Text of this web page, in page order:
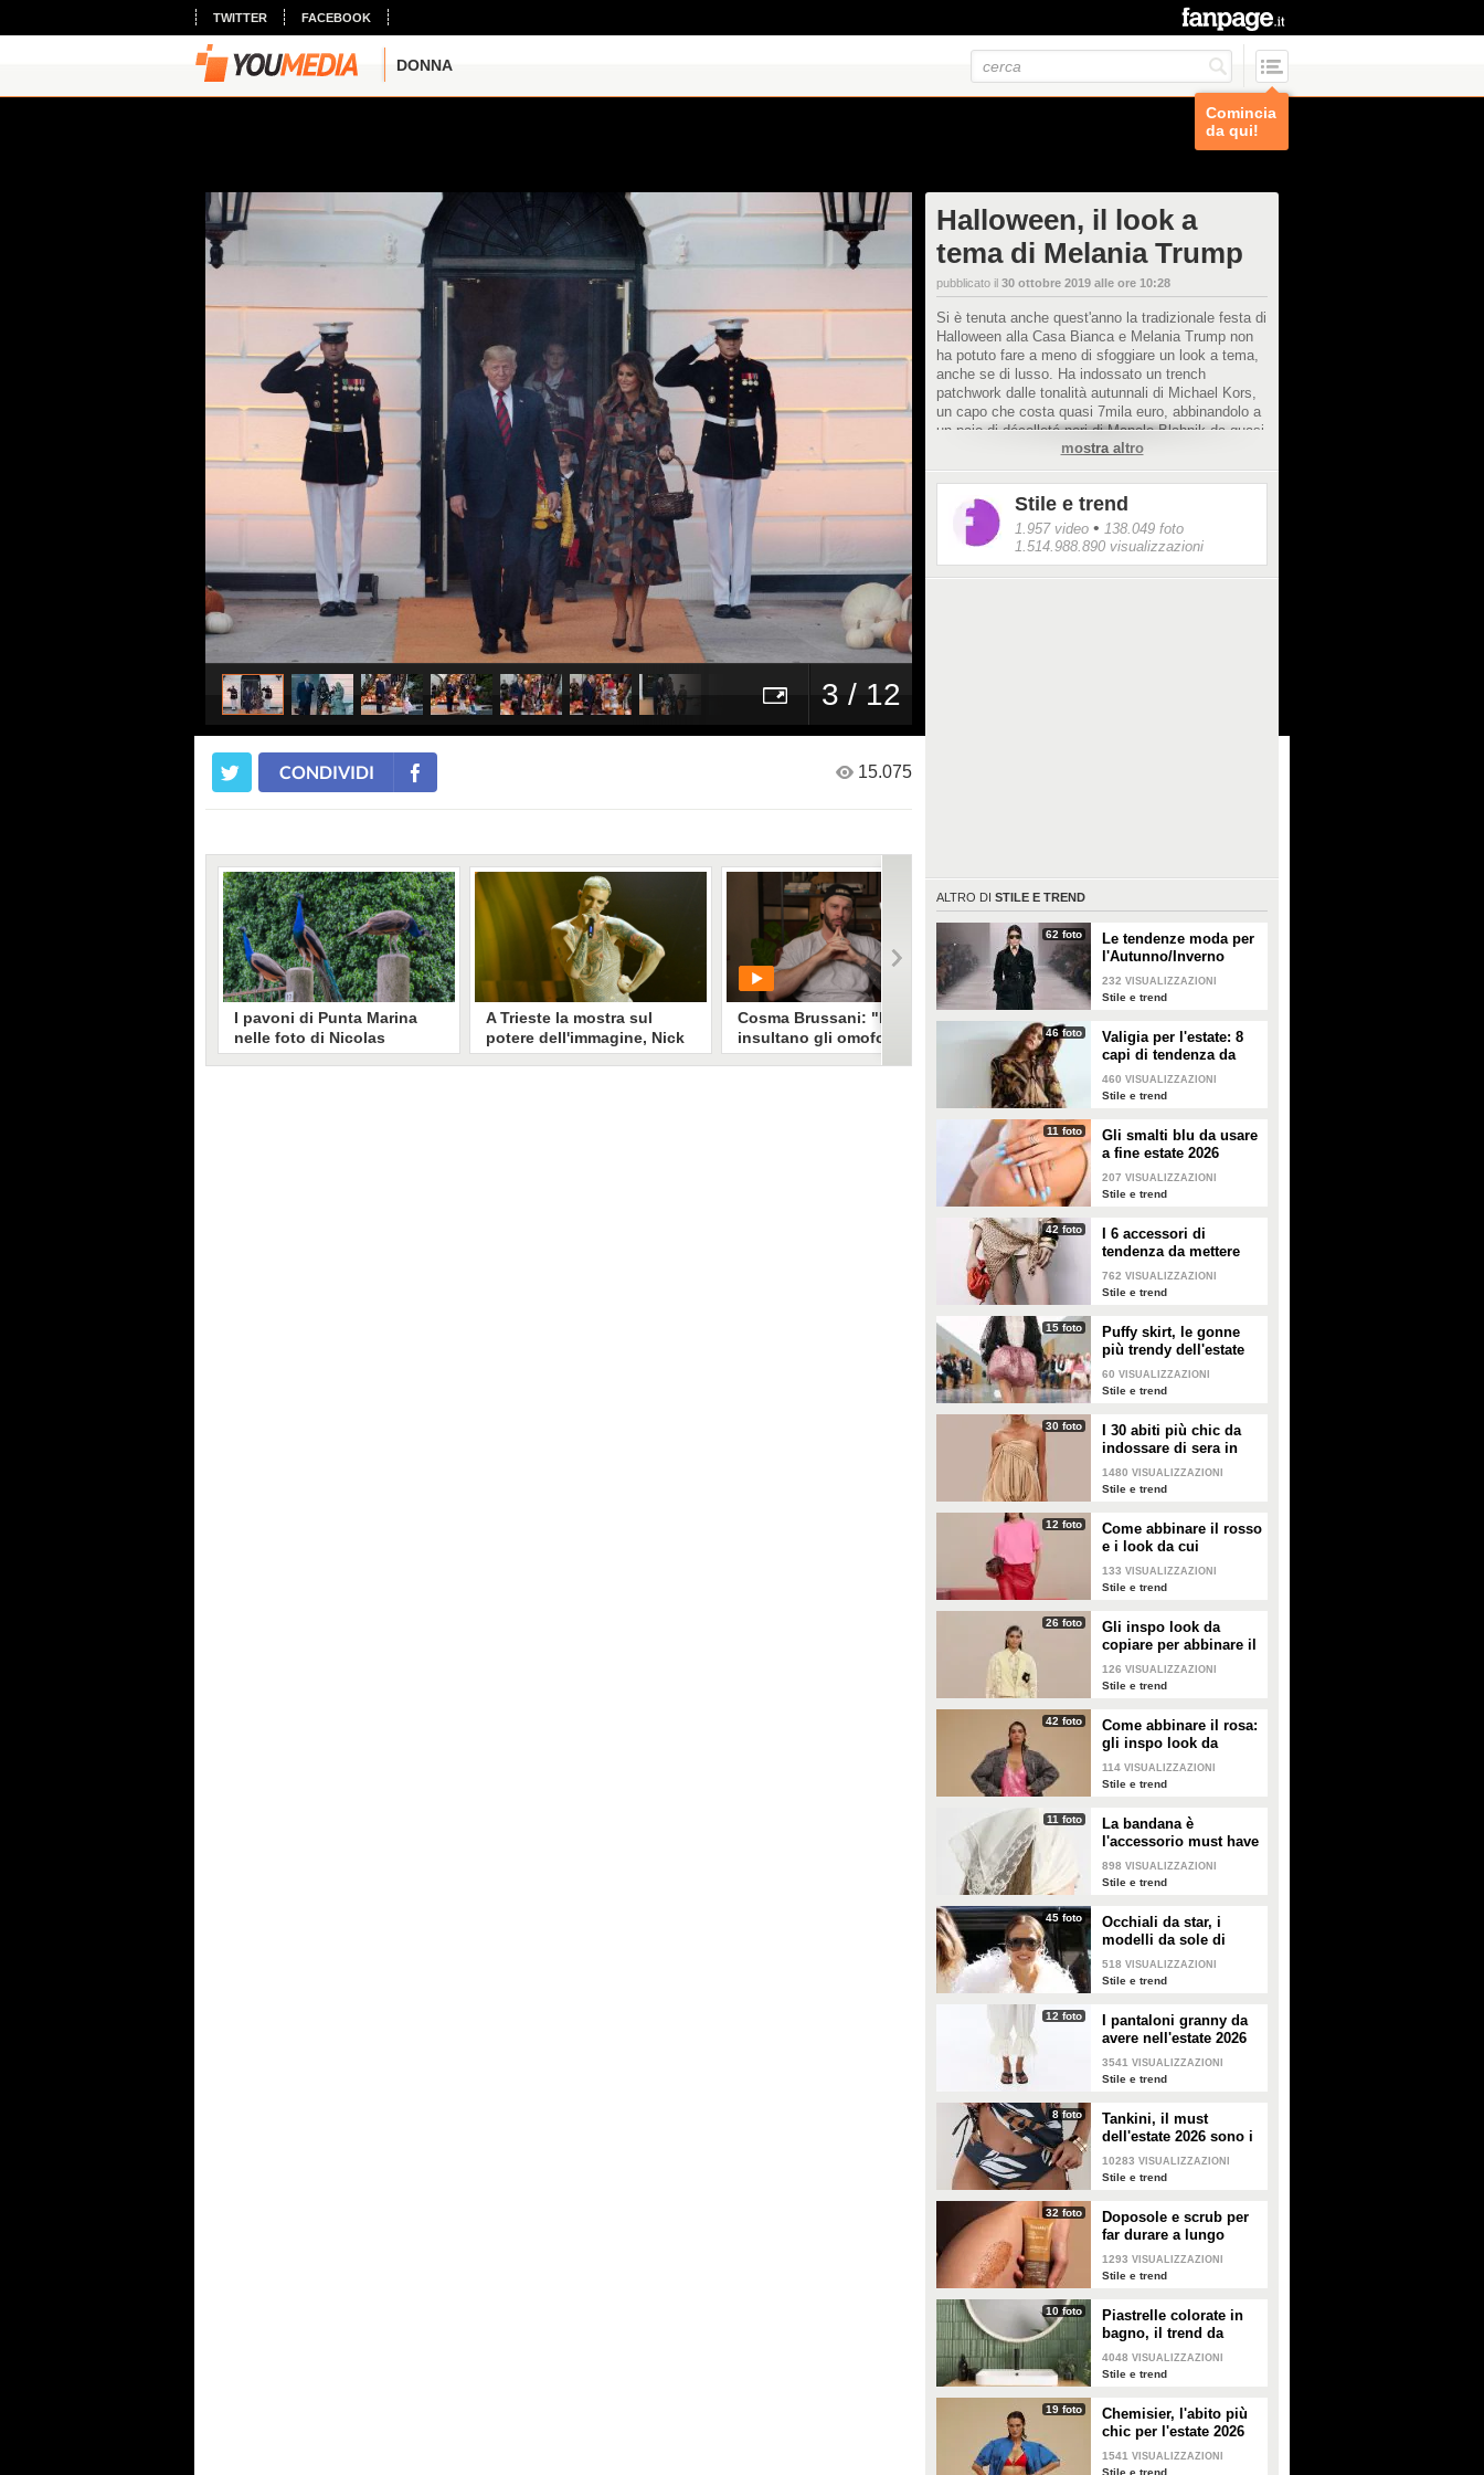
TWITTER FACEBOOK
DONNA
Comincia
da qui!
3 / 12
Halloween, il look a
tema di Melania Trump
pubblicato il 30 ottobre 2019 alle ore 10:28
Si è tenuta anche quest'anno la tradizionale festa di
Halloween alla Casa Bianca e Melania Trump non
ha potuto fare a meno di sfoggiare un look a tema,
anche se di lusso. Ha indossato un trench
patchwork dalle tonalità autunnali di Michael Kors,
un capo che costa quasi 7mila euro, abbinandolo a
un paio di décolleté neri di Manolo Blahnik da quasi
mostra altro
Stile e trend
1.957 video • 138.049 foto
1.514.988.890 visualizzazioni
ALTRO DI STILE E TREND
62 foto
Le tendenze moda per
l'Autunno/Inverno
2026-2027
232 VISUALIZZAZIONI
Stile e trend
46 foto
Valigia per l'estate: 8
capi di tendenza da
portare in vacanza
460 VISUALIZZAZIONI
Stile e trend
11 foto
Gli smalti blu da usare
a fine estate 2026
207 VISUALIZZAZIONI
Stile e trend
42 foto
I 6 accessori di
tendenza da mettere
nella valigia dell'estate
2026
762 VISUALIZZAZIONI
Stile e trend
15 foto
Puffy skirt, le gonne
più trendy dell'estate
2026 sono quelle a
palloncino
60 VISUALIZZAZIONI
Stile e trend
30 foto
I 30 abiti più chic da
indossare di sera in
estate
1480 VISUALIZZAZIONI
Stile e trend
12 foto
Come abbinare il rosso
e i look da cui
prendere ispirazione
133 VISUALIZZAZIONI
Stile e trend
26 foto
Gli inspo look da
copiare per abbinare il
giallo
126 VISUALIZZAZIONI
Stile e trend
42 foto
Come abbinare il rosa:
gli inspo look da
copiare
114 VISUALIZZAZIONI
Stile e trend
11 foto
La bandana è
l'accessorio must have
dell'estate 2026: i
modelli di tendenza
898 VISUALIZZAZIONI
Stile e trend
45 foto
Occhiali da star, i
modelli da sole di
tendenza per l'estate
2026
518 VISUALIZZAZIONI
Stile e trend
12 foto
I pantaloni granny da
avere nell'estate 2026
3541 VISUALIZZAZIONI
Stile e trend
8 foto
Tankini, il must
dell'estate 2026 sono i
costumi con la canotta
10283 VISUALIZZAZIONI
Stile e trend
32 foto
Doposole e scrub per
far durare a lungo
l'abbronzatura in estate
1293 VISUALIZZAZIONI
Stile e trend
10 foto
Piastrelle colorate in
bagno, il trend da
seguire in casa
4048 VISUALIZZAZIONI
Stile e trend
19 foto
Chemisier, l'abito più
chic per l'estate 2026
1541 VISUALIZZAZIONI
Stile e trend
CONDIVIDI 15.075
I pavoni di Punta Marina
nelle foto di Nicolas
Brunetti: "La convivenza è
A Trieste la mostra sul
potere dell'immagine, Nick
Cerioni: "Un look funziona
Cosma Brussani: "Mi
insultano gli omofobi e gli
insicuri, all’inizio
Elodie e Franceska tra
topless e bikini, il primo
servizio fotografico insieme
celebra la sensualità
Elodie e Franceska Nuredini
hanno posato per la prima volta
insieme in un servizio fotografico
"ufficiale". Tra micro bikini,
collant velati e topless, hanno
lasciato emergere tutta l'innata
sensualità.
di Chiara Ferragni: estate
Hernandez. Si sta godendo la